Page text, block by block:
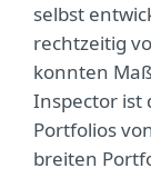
selbst
rechtzeitig
konnten
Inspector ist
Portfolios
breiten